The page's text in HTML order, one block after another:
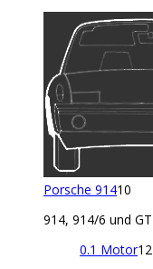
Porsche 91410
914, 914/6 und GT
0.1 Motor12